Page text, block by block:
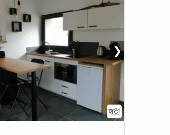
12
❯